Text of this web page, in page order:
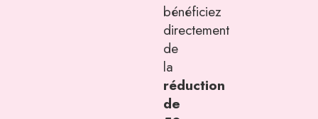
bénéficiez
directement
de
la
réduction
de